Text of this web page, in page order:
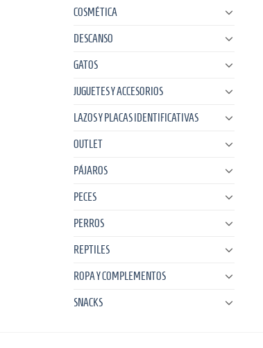
COSMÉTICA
DESCANSO
GATOS
JUGUETES Y ACCESORIOS
LAZOS Y PLACAS IDENTIFICATIVAS
OUTLET
PÁJAROS
PECES
PERROS
REPTILES
ROPA Y COMPLEMENTOS
SNACKS